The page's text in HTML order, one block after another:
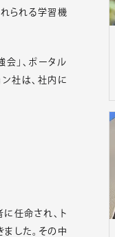
られる学習機
」、ポータル
社は、社内に
任命され、ト
した。その中